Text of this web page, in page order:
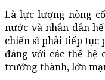
Là lực lượng nòng
nước và nhân dân
chiến sĩ phải tiếp tục
đáng với các thế hệ
trưởng thành, lớn